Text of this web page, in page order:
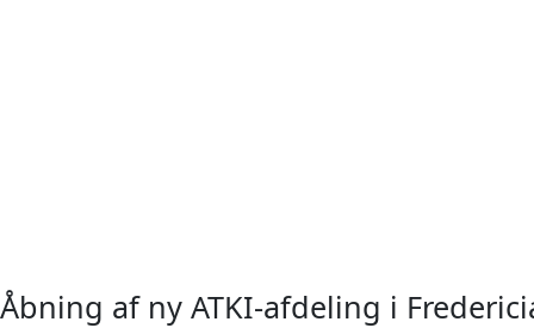
Åbning af ny ATKI-afdeling i